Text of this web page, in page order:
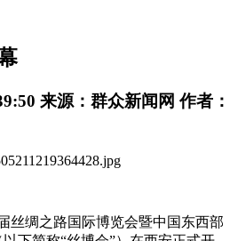
来源：群众新闻网 作者：
绸之路国际博览会暨中国东西部